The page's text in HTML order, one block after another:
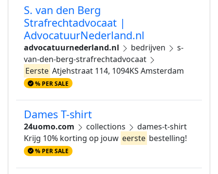
S. van den Berg
Strafrechtadvocaat |
AdvocatuurNederland.nl
advocatuurnederland.nl bedrijven
s-
van-den-berg-strafrechtadvocaat
Eerste Atjehstraat 114, 1094KS Amsterdam
% PER SALE
Dames T-shirt
24uomo.com collections
dames-t-shirt
Krijg 10% korting op jouw eerste bestelling!
% PER SALE